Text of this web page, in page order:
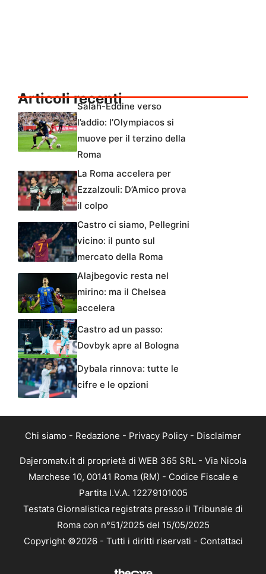
Articoli recenti
Salah-Eddine verso
l’addio: l’Olympiacos si
muove per il terzino della
Roma
La Roma accelera per
Ezzalzouli: D’Amico prova
il colpo
Castro ci siamo, Pellegrini
vicino: il punto sul
mercato della Roma
Alajbegovic resta nel
mirino: ma il Chelsea
accelera
Castro ad un passo:
Dovbyk apre al Bologna
Dybala rinnova: tutte le
cifre e le opzioni
Chi siamo - Redazione - Privacy Policy - Disclaimer
Dajeromatv.it di proprietà di WEB 365 SRL - Via Nicola
Marchese 10, 00141 Roma (RM) - Codice Fiscale e
Partita I.V.A. 12279101005
Testata Giornalistica registrata presso il Tribunale di
Roma con n°51/2025 del 15/05/2025
Copyright ©2026 - Tutti i diritti riservati - Contattaci